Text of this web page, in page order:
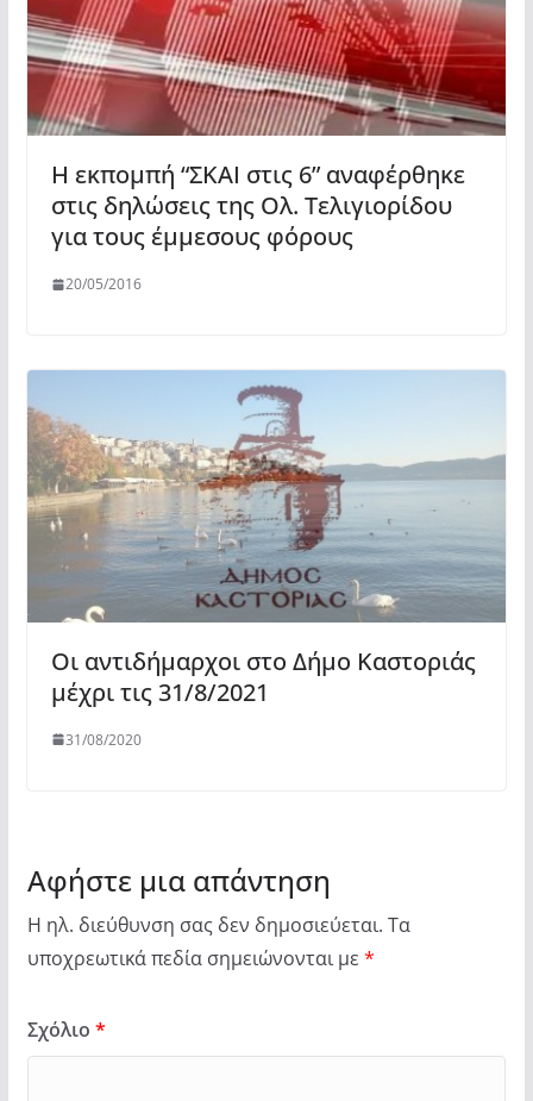
Η εκπομπή “ΣΚΑΙ στις 6” αναφέρθηκε
στις δηλώσεις της Ολ. Τελιγιορίδου
για τους έμμεσους φόρους
20/05/2016
Οι αντιδήμαρχοι στο Δήμο Καστοριάς
μέχρι τις 31/8/2021
31/08/2020
Αφήστε μια απάντηση
Η ηλ. διεύθυνση σας δεν δημοσιεύεται. Τα
υποχρεωτικά πεδία σημειώνονται με *
Σχόλιο *